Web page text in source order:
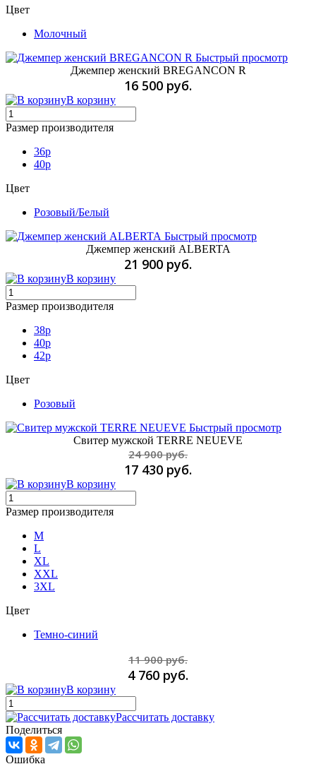
Цвет
Молочный
Быстрый просмотр
Джемпер женский BREGANСON R
16 500 руб.
В корзину
Размер производителя
36р
40p
Цвет
Розовый/Белый
Быстрый просмотр
Джемпер женский ALBERTA
21 900 руб.
В корзину
Размер производителя
38р
40р
42р
Цвет
Розовый
Быстрый просмотр
Свитер мужской TERRE NEUEVE
24 900 руб.
17 430 руб.
В корзину
Размер производителя
M
L
XL
XXL
3XL
Цвет
Темно-синий
11 900 руб.
4 760 руб.
В корзину
Рассчитать доставку
Поделиться
Ошибка